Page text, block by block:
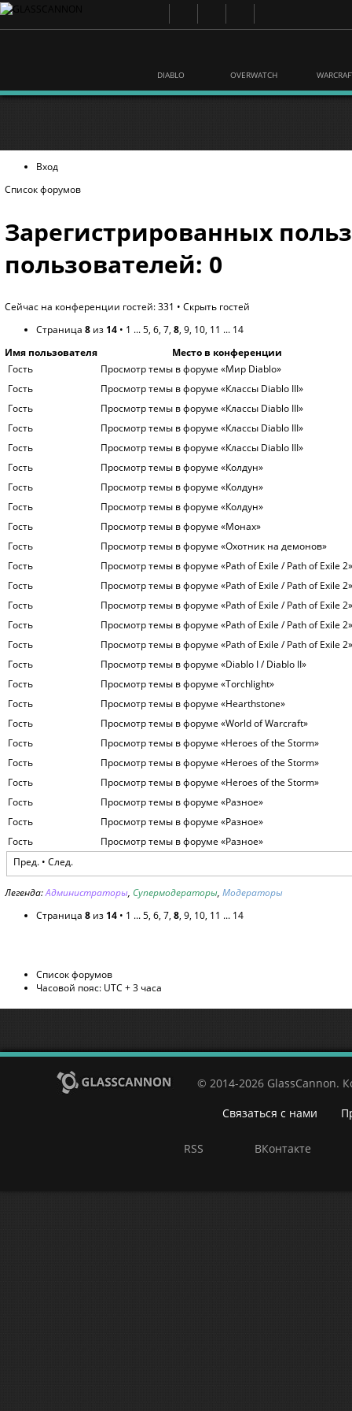
DIABLO OVERWATCH
Вход
Список форумов
Зарегистрированных
пользователей: 0
Сейчас на конференции гостей: 331 • Скрыть гостей
Страница 8 из 14 • 1 ...5, 6, 7, 8, 9, 10, 11 ... 14
Имя пользователя
Место в конференции
Гость
Просмотр темы в форуме «Мир Diablo»
Гость
Просмотр темы в форуме «Классы Diablo III»
Гость
Просмотр темы в форуме «Классы Diablo III»
Гость
Просмотр темы в форуме «Классы Diablo III»
Гость
Просмотр темы в форуме «Классы Diablo III»
Гость
Просмотр темы в форуме «Колдун»
Гость
Просмотр темы в форуме «Колдун»
Гость
Просмотр темы в форуме «Колдун»
Гость
Просмотр темы в форуме «Монах»
Гость
Просмотр темы в форуме «Охотник на демонов»
Гость
Просмотр темы в форуме «Path of Exile / Path of Exile 2»
Гость
Просмотр темы в форуме «Path of Exile / Path of Exile 2»
Гость
Просмотр темы в форуме «Path of Exile / Path of Exile 2»
Гость
Просмотр темы в форуме «Path of Exile / Path of Exile 2»
Гость
Просмотр темы в форуме «Path of Exile / Path of Exile 2»
Гость
Просмотр темы в форуме «Diablo I / Diablo II»
Гость
Просмотр темы в форуме «Torchlight»
Гость
Просмотр темы в форуме «Hearthstone»
Гость
Просмотр темы в форуме «World of Warcraft»
Гость
Просмотр темы в форуме «Heroes of the Storm»
Гость
Просмотр темы в форуме «Heroes of the Storm»
Гость
Просмотр темы в форуме «Heroes of the Storm»
Гость
Просмотр темы в форуме «Разное»
Гость
Просмотр темы в форуме «Разное»
Гость
Просмотр темы в форуме «Разное»
Пред.• След.
Легенда:Администраторы, Супермодераторы, Модераторы
Страница 8 из 14 • 1 ...5, 6, 7, 8, 9, 10, 11 ... 14
Список форумов
Часовой пояс: UTC + 3 часа
© 2014-2026 GlassCannon.
Связаться с нами
RSS ВКонтакте